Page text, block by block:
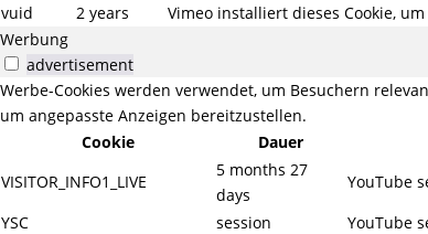
vuid
2 years
Vimeo installiert dieses Cookie,
Werbung
advertisement
Werbe-Cookies werden verwendet, um Besuchern
um angepasste Anzeigen bereitzustellen.
Cookie
Dauer
VISITOR_INFO1_LIVE
5 months 27
days
YouTube
YSC
session
YouTube